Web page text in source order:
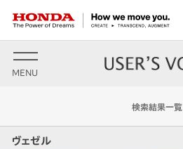
MENU
検索結果一覧
ヴェゼル